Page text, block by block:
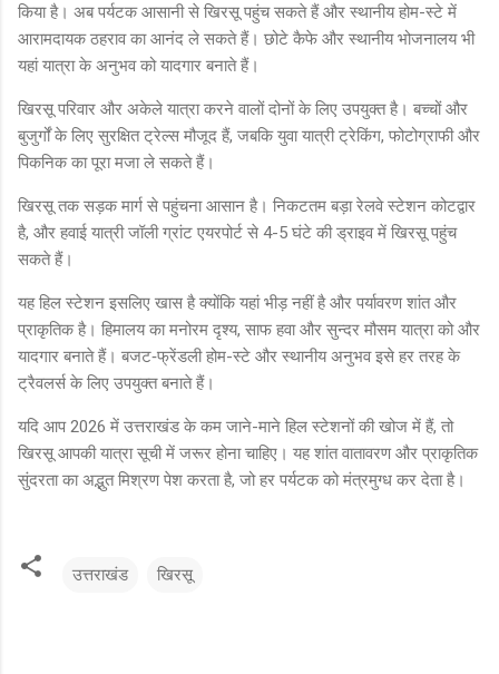
किया है। अब पर्यटक आसानी से खिरसू पहुंच सकते हैं और स्थानीय होम-स्टे में
आरामदायक ठहराव का आनंद ले सकते हैं। छोटे कैफे और स्थानीय भोजनालय भी
यहां यात्रा के अनुभव को यादगार बनाते हैं।
खिरसू परिवार और अकेले यात्रा करने वालों दोनों के लिए उपयुक्त है। बच्चों और
बुजुर्गों के लिए सुरक्षित ट्रेल्स मौजूद हैं, जबकि युवा यात्री ट्रेकिंग, फोटोग्राफी और
पिकनिक का पूरा मजा ले सकते हैं।
खिरसू तक सड़क मार्ग से पहुंचना आसान है। निकटतम बड़ा रेलवे स्टेशन कोटद्वार
है, और हवाई यात्री जॉली ग्रांट एयरपोर्ट से 4-5 घंटे की ड्राइव में खिरसू पहुंच
सकते हैं।
यह हिल स्टेशन इसलिए खास है क्योंकि यहां भीड़ नहीं है और पर्यावरण शांत और
प्राकृतिक है। हिमालय का मनोरम दृश्य, साफ हवा और सुन्दर मौसम यात्रा को और
यादगार बनाते हैं। बजट‑फ्रेंडली होम-स्टे और स्थानीय अनुभव इसे हर तरह के
ट्रैवलर्स के लिए उपयुक्त बनाते हैं।
यदि आप 2026 में उत्तराखंड के कम जाने-माने हिल स्टेशनों की खोज में हैं, तो
खिरसू आपकी यात्रा सूची में जरूर होना चाहिए। यह शांत वातावरण और प्राकृतिक
सुंदरता का अद्भुत मिश्रण पेश करता है, जो हर पर्यटक को मंत्रमुग्ध कर देता है।
उत्तराखंड खिरसू